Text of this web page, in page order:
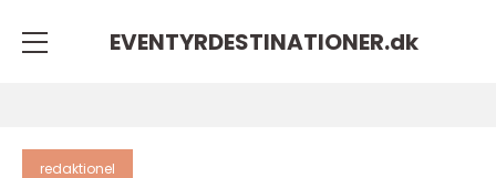
EVENTYRDESTINATIONER.dk
redaktionel